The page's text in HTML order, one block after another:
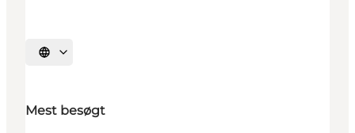
Vælg sprog
Mest besøgt